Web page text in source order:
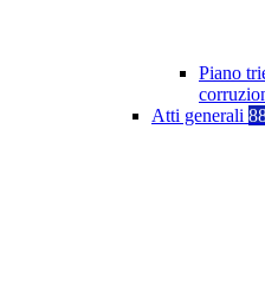
Piano
Atti generali